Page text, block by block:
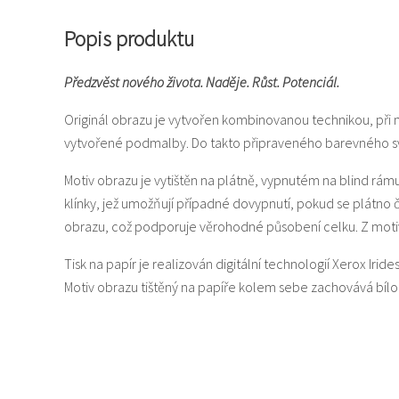
Popis produktu
Předzvěst nového života. Naděje. Růst. Potenciál.
Originál obrazu je vytvořen kombinovanou technikou, při
vytvořené podmalby. Do takto připraveného barevného
Motiv obrazu je vytištěn na plátně, vypnutém na blind
klínky, jež umožňují případné dovypnutí, pokud se
obrazu, což podporuje věrohodné působení celku. Z
Tisk na papír je realizován digitální technologií Xerox
Motiv obrazu tištěný na papíře kolem sebe zachovává